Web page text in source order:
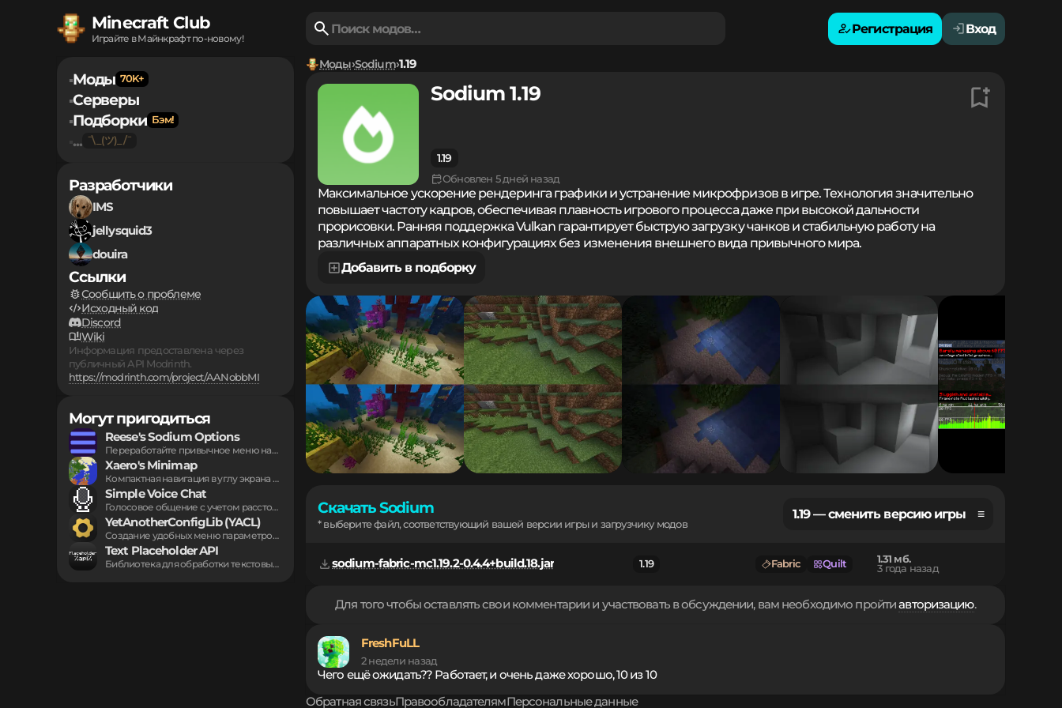
Minecraft Club
Играйте в Майнкрафт по-новому!
Регистрация Вход
▪Моды
▪Серверы
▪Подборки
...
Разработчики
IMS
jellysquid3
douira
Ссылки
Сообщить о проблеме
Исходный код
Discord
Wiki
Информация предоставлена через
публичный API Modrinth.
https://modrinth.com/project/AANobbMI
Могут пригодиться
Reese's Sodium Options
Переработайте привычное меню настроек графики Sodium с...
Xaero's Minimap
Компактная навигация в углу экрана отображает ландшафт,...
Simple Voice Chat
Голосовое общение с учетом расстояния до собеседников...
YetAnotherConfigLib (YACL)
Создание удобных меню параметров с помощью мощного...
Text Placeholder API
Библиотека для обработки текстовых плейсхолдеров и форматирования...
Моды Sodium 1.19
Sodium 1.19
1.19
Обновлен 5 дней назад
Максимальное ускорение рендеринга графики и устранение микрофризов в игре. Технология значительно
повышает частоту кадров, обеспечивая плавность игрового процесса даже при высокой дальности
прорисовки. Ранняя поддержка Vulkan гарантирует быструю загрузку чанков и стабильную работу на
различных аппаратных конфигурациях без изменения внешнего вида привычного мира.
Добавить в подборку
Скачать Sodium
* выберите файл, соответствующий вашей версии игры и загрузчику модов
1.19 — сменить версию игры ≡
sodium-fabric-mc1.19.2-0.4.4+build.18.jar 1.19 Fabric Quilt
1.31 мб.
3 года назад
Для того чтобы оставлять свои комментарии и участвовать в обсуждении, вам необходимо пройтиавторизацию.
FreshFuLL
2 недели назад
Чего ещё ожидать?? Работает, и очень даже хорошо, 10 из 10
Обратная связьПравообладателямПерсональные данные